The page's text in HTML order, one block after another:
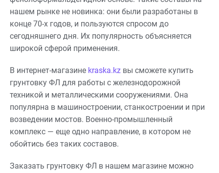
от типа), добавляя не
более 5–10 %. Средний
расход составляет 80–120
от 4 до 24 часов, в
зависимости от состава и
нашем рынке не новинка: они были разработаны в
конце 70-х годов, и пользуются спросом до
сегодняшнего дня. Их популярность объясняется
широкой сферой применения.
В интернет-магазине kraska.kz вы сможете купить
грунтовку ФЛ для работы с железнодорожной
техникой и металлическими сооружениями. Она
популярна в машиностроении, станкостроении и при
возведении мостов. Военно-промышленный
комплекс — еще одно направление, в котором не
обойтись без таких составов.
Заказать грунтовку ФЛ в нашем магазине можно